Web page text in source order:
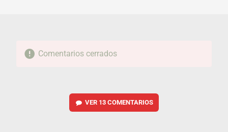
Comentarios cerrados
VER 13 COMENTARIOS